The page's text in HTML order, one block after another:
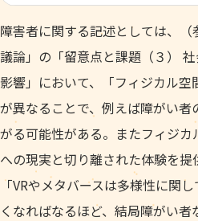
障害者に関する記述としては、
議論」の「留意点と課題（３）
影響」において、「フィジカル
が異なることで、例えば障がい者
がる可能性がある。またフィジ
への現実と切り離された体験を提
「VRやメタバースは多様性に関
くなればなるほど、結局障がい